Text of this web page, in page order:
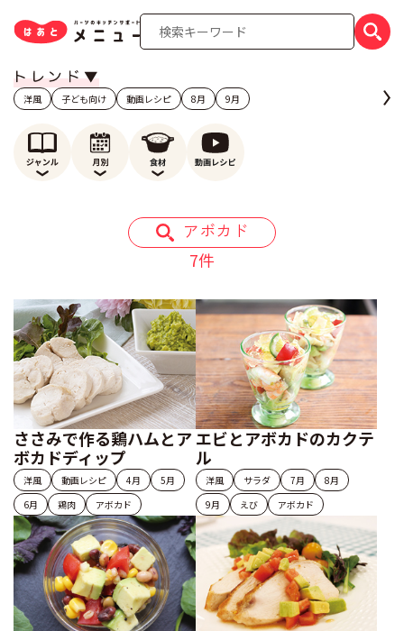
洋風 子ども向け 動画レシピ 8月 9月
アボカド
7件
ささみで作る鶏ハムとア
ボカドディップ
洋風 動画レシピ 4月
5月
6月
鶏肉 アボカド
エビとアボカドのカクテ
ル
洋風 サラダ 7月
8月
9月
えび アボカド